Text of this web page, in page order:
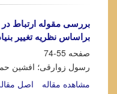
بررسی مقوله ارتباط
براساس نظریه تغییر
صفحه 55-74
رسول زوارقی؛ افشین
مشاهده مقاله
اصل